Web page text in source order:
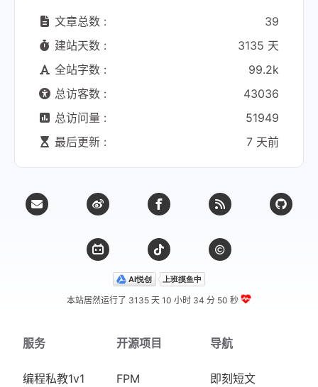
文章总数 :
39
建站天数 :
3135 天
全站字数 :
99.2k
总访客数 :
43036
总访问量 :
51949
最后更新 :
7 天前
本站居然运行了 3135 天10 小时 34 分 50 秒
服务
编程私教1v1
开源项目
FPM
导航
即刻短文